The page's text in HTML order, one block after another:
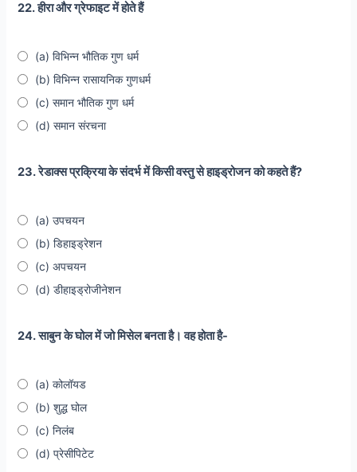
22. हीरा और ग्रेफाइट में होते हैं
(a) विभिन्न भौतिक गुण धर्म
(b) विभिन्न रासायनिक गुणधर्म
(c) समान भौतिक गुण धर्म
(d) समान संरचना
23. रेडाक्स प्रक्रिया के संदर्भ में किसी वस्तु से हाइड्रोजन को कहते हैं?
(a) उपचयन
(b) डिहाइड्रेशन
(c) अपचयन
(d) डीहाइड्रोजीनेशन
24. साबुन के घोल में जो मिसेल बनता है। वह होता है-
(a) कोलॉयड
(b) शुद्ध घोल
(c) निलंब
(d) प्रेसीपिटेट